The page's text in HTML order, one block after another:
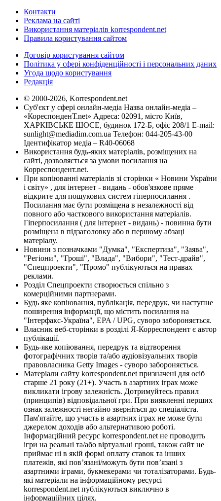
Контакти
Реклама на сайті
Використання матеріалів korrespondent.net
Правила користування сайтом
Договір користування сайтом
Політика у сфері конфіденційності і персональних даних
Угода щодо користування
Редакція
© 2000-2026, Korrespondent.net
Суб'єкт у сфері онлайн-медіа Назва онлайн-медіа –
«КореспонденТ.net» Адреса: 02091, місто Київ,
ХАРКІВСЬКЕ ШОСЕ, будинок 172-Б, офіс 208/1 E-mail:
sunlight@mediadim.com.ua Телефон: 044-205-43-00
Ідентифікатор медіа – R40-06068
Використання будь-яких матеріалів, розміщених на
сайті, дозволяється за умови посилання на
Корреспондент.net.
При копіюванні матеріалів зі сторінки « Новини України
і світу» , для інтернет - видань - обов'язкове пряме
відкрите для пошукових систем гіперпосилання .
Посилання має бути розміщена в незалежності від
повного або часткового використання матеріалів.
Гіперпосилання ( для інтернет - видань) - повинна бути
розміщена в підзаголовку або в першому абзаці
матеріалу.
Новини з позначками "Думка", "Експертиза", "Заява",
"Регіони", "Гроші", "Влада", "Вибори", "Тест-драйв",
"Спецпроекти", "Промо" публікуються на правах
реклами.
Розділ Спецпроекти створюється спільно з
комерційними партнерами.
Будь яке копіювання, публікація, передрук, чи наступне
поширення інформації, що містить посилання на
"Інтерфакс-Україна", EPA / UPG, суворо забороняється.
Власник веб-сторінки в розділі Я-Корреспондент є автор
публікації.
Будь-яке копіювання, передрук та відтворення
фотографічних творів та/або аудіовізуальних творів
правовласника Getty Images - суворо забороняється.
Матеріали сайту korrespondent.net призначені для осіб
старше 21 року (21+). Участь в азартних іграх може
викликати ігрову залежність. Дотримуйтесь правил
(принципів) відповідальної гри. При виявленні перших
ознак залежності негайно зверніться до спеціаліста.
Пам'ятайте, що участь в азартних іграх не може бути
джерелом доходів або альтернативою роботі.
Інформаційний ресурс korrespondent.net не проводить
ігри на реальні та/або віртуальні гроші, також сайт не
приймає ні в якій формі оплату ставок та інших
платежів, які пов’язані/можуть бути пов’язані з
азартними іграми, букмекерами чи тоталізаторами. Будь-
які матеріали на інформаційному ресурсі
korrespondent.net публікуються виключно в
інформаційних цілях.